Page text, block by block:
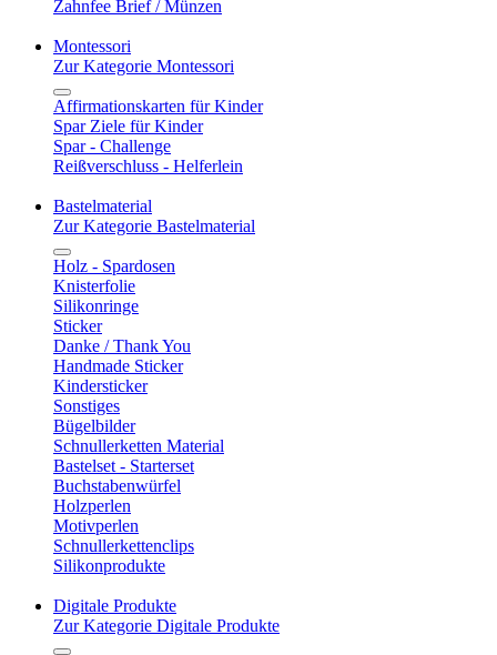
Zahnfee Brief / Münzen
Montessori
Zur Kategorie Montessori
Affirmationskarten für Kinder
Spar Ziele für Kinder
Spar - Challenge
Reißverschluss - Helferlein
Bastelmaterial
Zur Kategorie Bastelmaterial
Holz - Spardosen
Knisterfolie
Silikonringe
Sticker
Danke / Thank You
Handmade Sticker
Kindersticker
Sonstiges
Bügelbilder
Schnullerketten Material
Bastelset - Starterset
Buchstabenwürfel
Holzperlen
Motivperlen
Schnullerkettenclips
Silikonprodukte
Digitale Produkte
Zur Kategorie Digitale Produkte